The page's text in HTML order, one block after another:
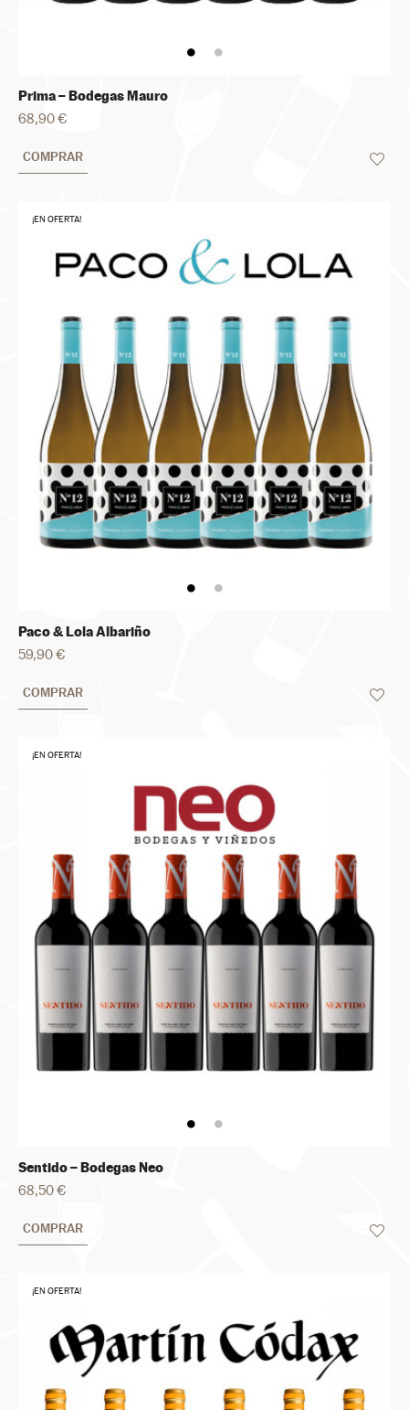
Prima – Bodegas Mauro
68,90 €
COMPRAR
¡EN OFERTA!
Paco & Lola Albariño
59,90 €
COMPRAR
¡EN OFERTA!
Sentido – Bodegas Neo
68,50 €
COMPRAR
¡EN OFERTA!